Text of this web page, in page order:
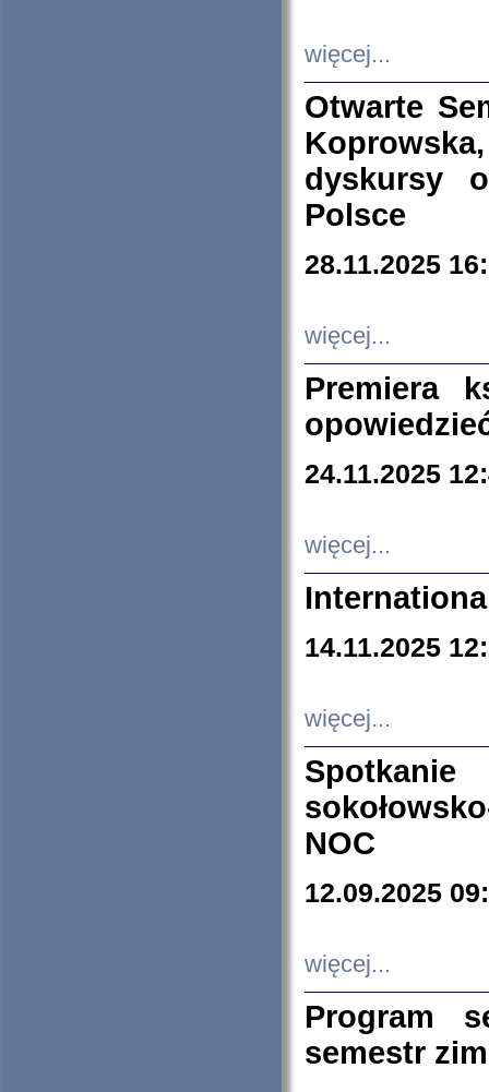
więcej...
Otwarte
dyskursy
Polsce
28.11.2025
więcej...
Premiera
24.11.2025
więcej...
14.11.2025
więcej...
NOC
12.09.2025
więcej...
Program
semestr